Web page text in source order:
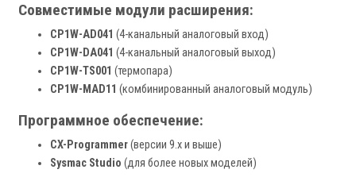
Совместимые модули расширения:
CP1W-AD041 (4-канальный аналоговый вход)
CP1W-DA041 (4-канальный аналоговый выход)
CP1W-TS001 (термопара)
CP1W-MAD11 (комбинированный аналоговый модуль)
Программное обеспечение:
CX-Programmer(версии 9.x и выше)
Sysmac Studio (для более новых моделей)